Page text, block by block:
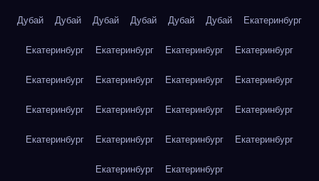
Дубай Дубай Дубай Дубай Дубай Дубай Екатеринбург
Екатеринбург Екатеринбург Екатеринбург Екатеринбург
Екатеринбург Екатеринбург Екатеринбург Екатеринбург
Екатеринбург Екатеринбург Екатеринбург Екатеринбург
Екатеринбург Екатеринбург Екатеринбург Екатеринбург
Екатеринбург Екатеринбург